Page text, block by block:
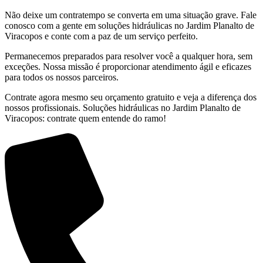
Não deixe um contratempo se converta em uma situação grave. Fale
conosco com a gente em soluções hidráulicas no Jardim Planalto de
Viracopos e conte com a paz de um serviço perfeito.
Permanecemos preparados para resolver você a qualquer hora, sem
exceções. Nossa missão é proporcionar atendimento ágil e eficazes
para todos os nossos parceiros.
Contrate agora mesmo seu orçamento gratuito e veja a diferença dos
nossos profissionais. Soluções hidráulicas no Jardim Planalto de
Viracopos: contrate quem entende do ramo!